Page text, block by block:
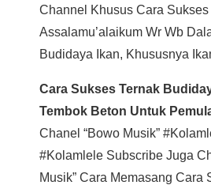
Channel Khusus Cara Sukses
Assalamu’alaikum Wr Wb
Budidaya Ikan, Khususnya
Cara Sukses Ternak
Tembok Beton Untuk
Chanel “bowo Musik”
#kolamlele Subscribe Juga
Musik” Cara Memasang Cara